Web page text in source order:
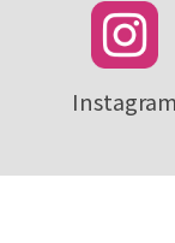
Instagram